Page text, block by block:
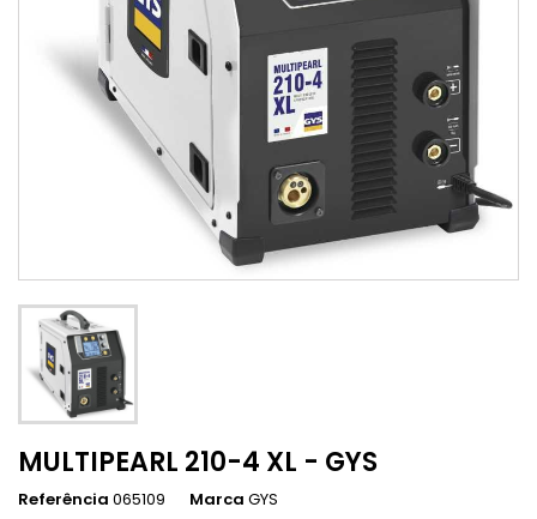
MULTIPEARL 210-4 XL - GYS
Referência 065109 Marca GYS